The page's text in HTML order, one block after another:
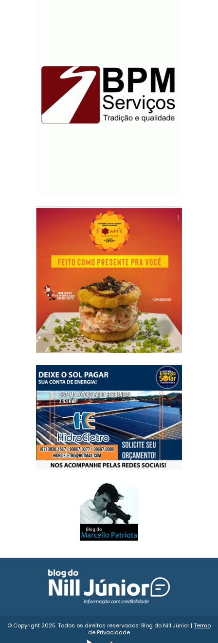
© Copyright 2025. Todos os direitos reservados: Blog do Nill Júnior | Termo
de Privacidade